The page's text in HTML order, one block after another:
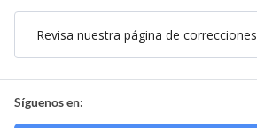
Revisa nuestra página de correcciones
Síguenos en: